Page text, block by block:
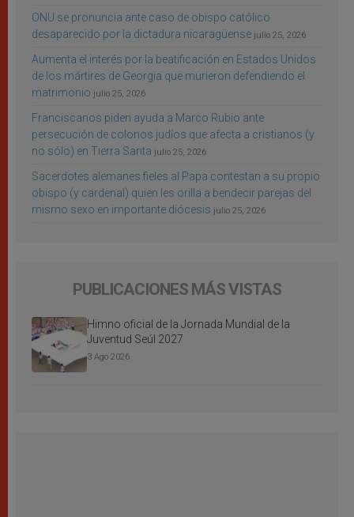
ONU se pronuncia ante caso de obispo católico
desaparecido por la dictadura nicaragüense julio 25, 2026
Aumenta el interés por la beatificación en Estados Unidos
de los mártires de Georgia que murieron defendiendo el
matrimonio julio 25, 2026
Franciscanos piden ayuda a Marco Rubio ante
persecución de colonos judíos que afecta a cristianos (y
no sólo) en Tierra Santa julio 25, 2026
Sacerdotes alemanes fieles al Papa contestan a su propio
obispo (y cardenal) quien les orilla a bendecir parejas del
mismo sexo en importante diócesis julio 25, 2026
PUBLICACIONES MÁS VISTAS
Himno oficial de la Jornada Mundial de la
Juventud Seúl 2027
3 Ago 2026